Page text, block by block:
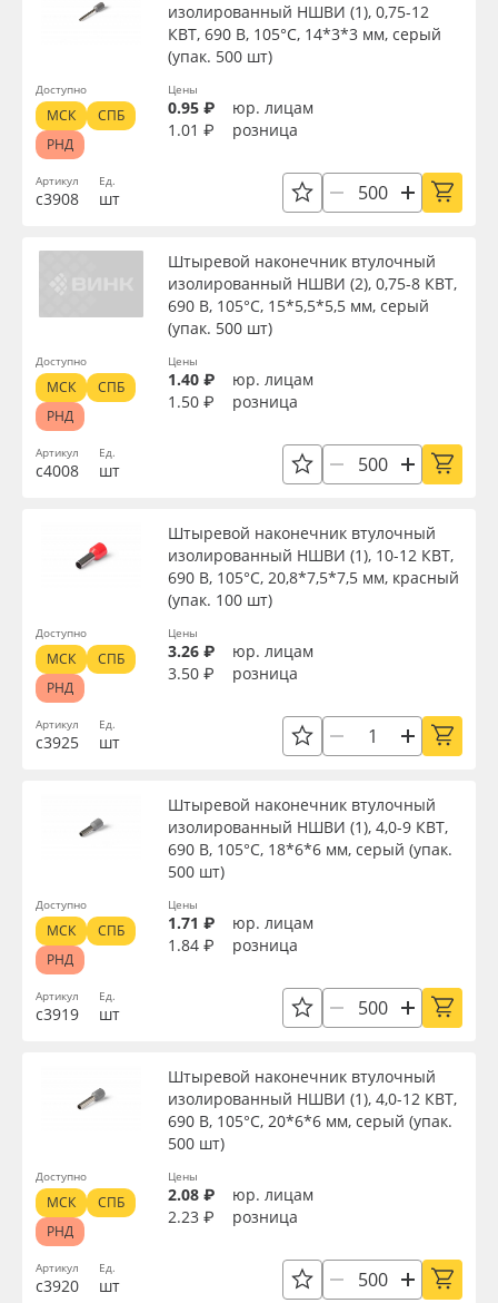
Артикул
с3908
изолированный НШВИ (1), 0,75-12
КВТ, 690 В, 105°С, 14*3*3 мм, серый
(упак. 500 шт)
Ед.
шт
Цены
0.95 ₽
юр. лицам
1.01 ₽
розница
Доступно
МСК
СПБ
РНД
Артикул
с4008
Штыревой наконечник втулочный
изолированный НШВИ (2), 0,75-8 КВТ,
690 В, 105°С, 15*5,5*5,5 мм, серый
(упак. 500 шт)
Ед.
шт
Цены
1.40 ₽
юр. лицам
1.50 ₽
розница
Доступно
МСК
СПБ
РНД
Артикул
с3925
Штыревой наконечник втулочный
изолированный НШВИ (1), 10-12 КВТ,
690 В, 105°С, 20,8*7,5*7,5 мм, красный
(упак. 100 шт)
Ед.
шт
Цены
3.26 ₽
юр. лицам
3.50 ₽
розница
Доступно
МСК
СПБ
РНД
Артикул
с3919
Штыревой наконечник втулочный
изолированный НШВИ (1), 4,0-9 КВТ,
690 В, 105°С, 18*6*6 мм, серый (упак.
500 шт)
Ед.
шт
Цены
1.71 ₽
юр. лицам
1.84 ₽
розница
Доступно
МСК
СПБ
РНД
Артикул
с3920
Штыревой наконечник втулочный
изолированный НШВИ (1), 4,0-12 КВТ,
690 В, 105°С, 20*6*6 мм, серый (упак.
500 шт)
Ед.
шт
Цены
2.08 ₽
юр. лицам
2.23 ₽
розница
Доступно
МСК
СПБ
РНД